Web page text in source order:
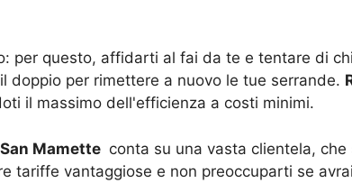
per questo, affidarti al fai da te e tentare di
per rimettere a nuovo le tue serrande.
il massimo dell'efficienza a costi minimi.
Mamette conta su una vasta clientela,
tariffe vantaggiose e non preoccuparti se